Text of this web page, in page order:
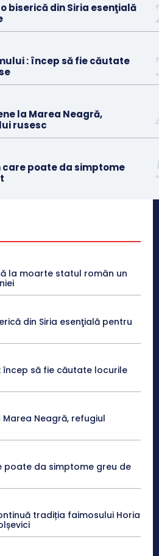
biserică din Siria esenţială
: încep să fie căutate
la Marea Neagră,
rusesc
care poate da simptome
la moarte statul român un
din Siria esenţială pentru
încep să fie căutate locurile
Neagră, refugiul
poate da simptome greu de
tradiția faimosului Horia